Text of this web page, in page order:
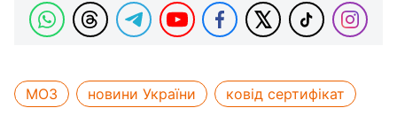
МОЗ новини України ковід сертифікат